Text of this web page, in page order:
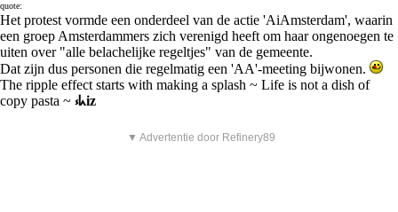
quote:
Het protest vormde een onderdeel van de actie 'AiAmsterdam', waarin
een groep Amsterdammers zich verenigd heeft om haar ongenoegen te
uiten over "alle belachelijke regeltjes" van de gemeente.
Dat zijn dus personen die regelmatig een 'AA'-meeting bijwonen.
The ripple effect starts with making a splash ~ Life is not a dish of
copy pasta ~ ⳽ᖾiz
▼ Advertentie door Refinery89